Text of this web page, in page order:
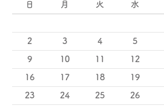
日 月 火 水
2 3 4 5
9 10 11 12
16 17 18 19
23 24 25 26